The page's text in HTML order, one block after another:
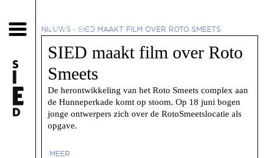
NIEUWS - SIED MAAKT FILM OVER ROTO SMEETS
5 juli 2021
SIED maakt film over Roto
Smeets
De herontwikkeling van het Roto Smeets complex aan
de Hunneperkade komt op stoom. Op 18 juni bogen
jonge ontwerpers zich over de RotoSmeetslocatie als
opgave.
MEER